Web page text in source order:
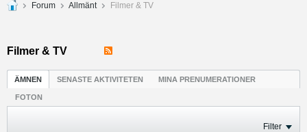
Forum Allmänt Filmer & TV
Filmer & TV
ÄMNEN SENASTE AKTIVITETEN MINA PRENUMERATIONER
FOTON
Filter